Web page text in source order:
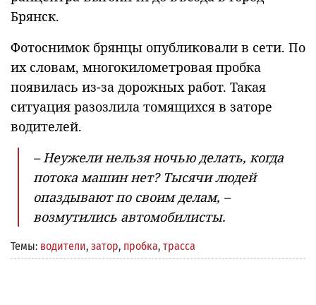
Брянск.
Фотоснимок брянцы опубликовали в сети. По
их словам, многокилометровая пробка
появилась из-за дорожных работ. Такая
ситуация разозлила томящихся в заторе
водителей.
– Неужели нельзя ночью делать, когда
потока машин нет? Тысячи людей
опаздывают по своим делам, –
возмутились автомобилисты.
Темы: водители, затор, пробка, трасса